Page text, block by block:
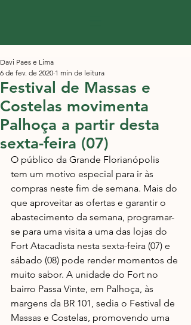
Festival de Massas e
Costelas movimenta
Palhoça a partir desta
sexta-feira (07)
Davi Paes e Lima
6 de fev. de 2020 1 min de leitura
O público da Grande Florianópolis
tem um motivo especial para ir às
compras neste fim de semana. Mais do
que aproveitar as ofertas e garantir o
abastecimento da semana, programar-
se para uma visita a uma das lojas do
Fort Atacadista nesta sexta-feira (07) e
sábado (08) pode render momentos de
muito sabor. A unidade do Fort no
bairro Passa Vinte, em Palhoça, às
margens da BR 101, sedia o Festival de
Massas e Costelas, promovendo uma